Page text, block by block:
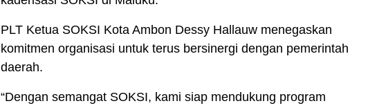
PLT Ketua SOKSI Kota Ambon Dessy Hallauw menegaskan
komitmen organisasi untuk terus bersinergi dengan pemerintah
daerah.
“Dengan semangat SOKSI, kami siap mendukung program